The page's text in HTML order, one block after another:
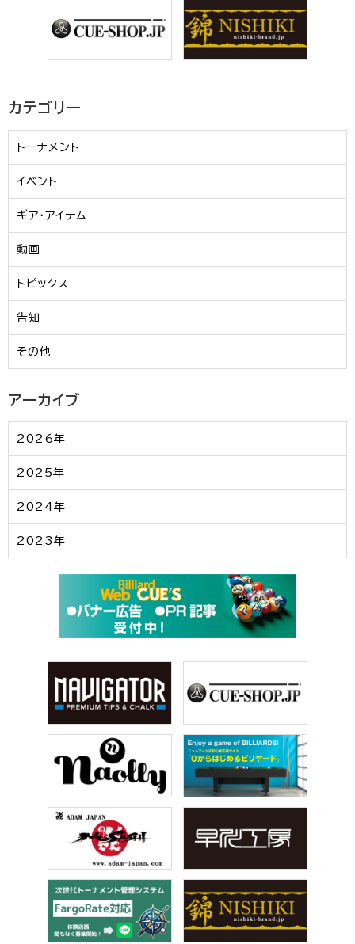
カテゴリー
トーナメント
イベント
ギア・アイテム
動画
トピックス
告知
その他
アーカイブ
2026年
2025年
2024年
2023年